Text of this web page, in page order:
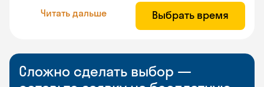
Читать дальше Выбрать время
Сложно сделать выбор —